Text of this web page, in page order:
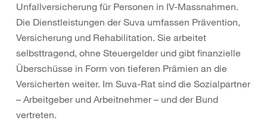
Unfallversicherung für Personen in IV-Massnahmen.
Die Dienstleistungen der Suva umfassen Prävention,
Versicherung und Rehabilitation. Sie arbeitet
selbsttragend, ohne Steuergelder und gibt finanzielle
Überschüsse in Form von tieferen Prämien an die
Versicherten weiter. Im Suva-Rat sind die Sozialpartner
– Arbeitgeber und Arbeitnehmer – und der Bund
vertreten.